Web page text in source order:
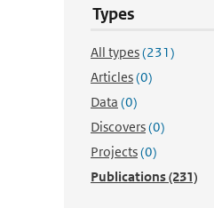
Types
All types(231)
Articles(0)
Data (0)
Discovers(0)
Projects(0)
Publications(231)